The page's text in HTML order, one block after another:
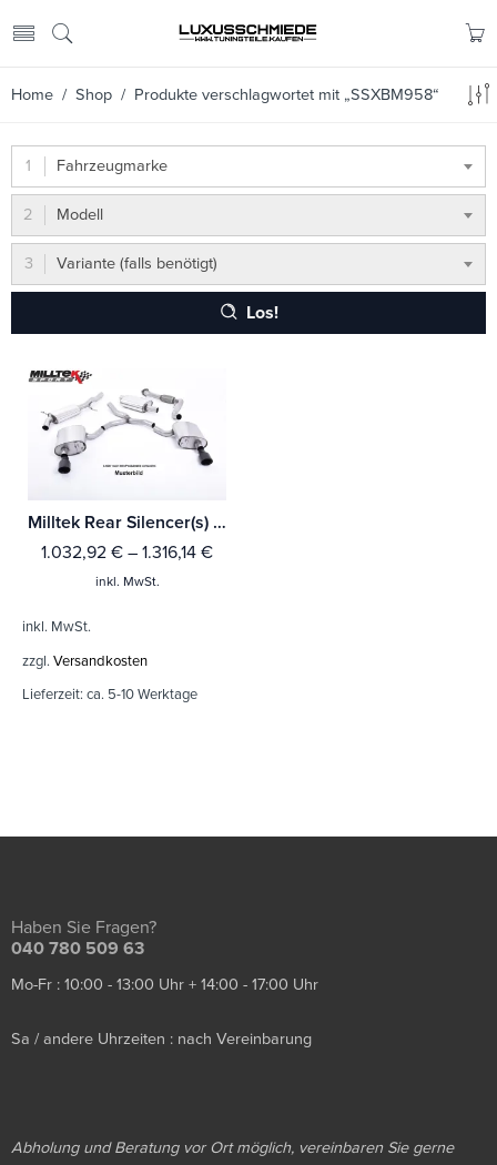
Home / Shop / Produkte verschlagwortet mit „SSXBM958“
Fahrzeugmarke
Modell
Variante (falls benötigt)
Los!
Milltek Rear Silencer(s) BMW 1 Series M135i 3 & 5-Türer (F21 & F20 Ohnee xDrive) Mit TÜV / ECE Zulassung!
1.032,92 € – 1.316,14 €
inkl. MwSt.
inkl. MwSt.
zzgl. Versandkosten
Lieferzeit: ca. 5-10 Werktage
Haben Sie Fragen?
040 780 509 63
Mo-Fr : 10:00 - 13:00 Uhr + 14:00 - 17:00 Uhr
Sa / andere Uhrzeiten : nach Vereinbarung
Abholung und Beratung vor Ort möglich, vereinbaren Sie gerne